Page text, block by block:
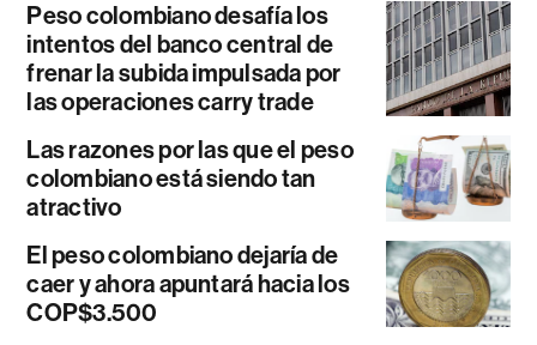
Peso colombiano desafía los
intentos del banco central de
frenar la subida impulsada por
las operaciones carry trade
Las razones por las que el peso
colombiano está siendo tan
atractivo
El peso colombiano dejaría de
caer y ahora apuntará hacia los
COP$3.500